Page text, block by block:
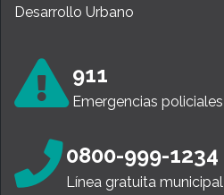
Desarrollo Urbano
911
Emergencias policiales
0800-999-1234
Línea gratuita municipal